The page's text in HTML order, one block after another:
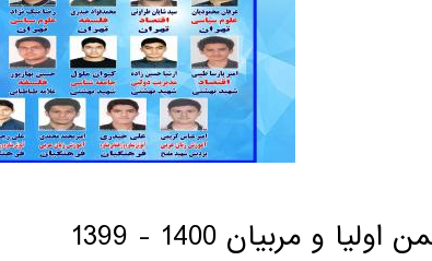
و مربیان 1400 - 1399